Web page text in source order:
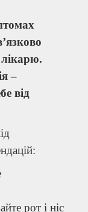
–
від
рот і ніс